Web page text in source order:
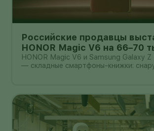
Российские продавцы
HONOR Magic V6 на 66–70
дешевле Galaxy Z Fold8
гарантия другая
HONOR Magic V6 и Samsung Galaxy
— складные смартфоны-книжки: